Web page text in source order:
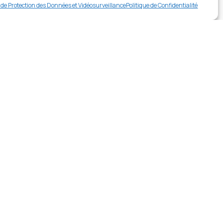
Protection des Données et VidéosurveillancePolitique de Confidentialité
Buy now